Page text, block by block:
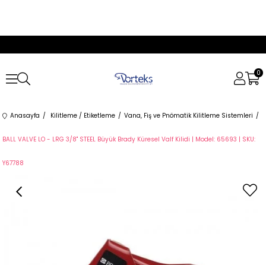
0
Anasayfa Kilitleme / Etiketleme Vana, Fiş ve Pnömatik Kilitleme Sistemleri
BALL VALVE LO - LRG 3/8'' STEEL Büyük Brady Küresel Valf Kilidi | Model: 65693 | SKU:
Y67788